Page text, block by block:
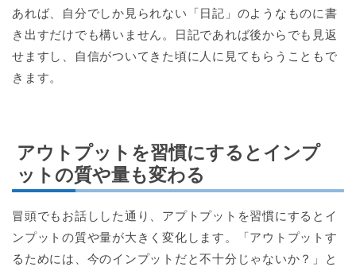
あれば、自分でしか見られない「日記」のようなものに書
き出すだけでも構いません。日記であれば後からでも見返
せますし、自信がついてきた頃に人に見てもらうこともで
きます。
アウトプットを習慣にするとインプ
ットの質や量も変わる
冒頭でもお話しした通り、アプトプットを習慣にするとイ
ンプットの質や量が大きく変化します。「アウトプットす
るためには、今のインプットだと不十分じゃないか？」と